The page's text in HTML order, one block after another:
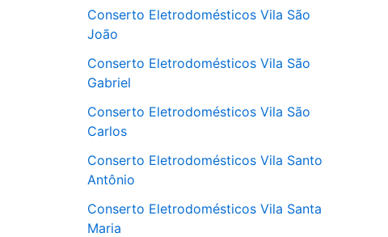
Conserto Eletrodomésticos Vila São
João
Conserto Eletrodomésticos Vila São
Gabriel
Conserto Eletrodomésticos Vila São
Carlos
Conserto Eletrodomésticos Vila Santo
Antônio
Conserto Eletrodomésticos Vila Santa
Maria